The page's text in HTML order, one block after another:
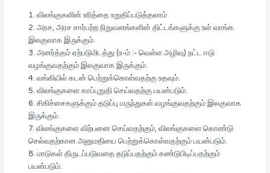
1. விலங்குகளின் உரித்தை உறுதிப்படுத்தலாம்
2. அரச, அரச சார்பற்ற நிறுவனங்களின் திட்டங்களுக்கு உள் வாங்க
இலகுவாக இருக்கும்.
3. அனர்த்தம் ஏற்படுமிடத்து (உ-ம் :- வெள்ள அழிவு) நட்ட ஈடு
வழங்குவதற்கும் இலகுவாக இருக்கும்.
4. வங்கியில் கடன் பெற்றுக்கொள்வதற்கு உதவும்.
5. விலங்குகளை காப்புறுதி செய்வதற்கு பயன்படும்.
6. சிகிச்சைகளுக்கும் தடுப்பு மருந்துகள் வழங்குவதற்கும் இலகுவாக
இருக்கும்.
7. விலங்குகளை விற்பனை செய்வதற்கும், விலங்குகளை கொண்டு
செல்வதற்கான அனுமதியை பெற்றுக்கொள்வதற்கும் பயன்படும்.
8. மாடுகள் திருடப்படுவதை தடுப்பதற்கும் கண்டுபிடிப்பதற்கும்
பயன்படும்.